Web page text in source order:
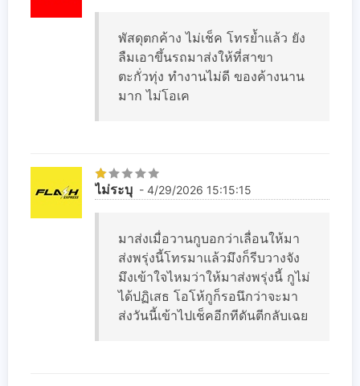
พัสดุตกค้าง ไม่เช็ค โทรย้ำแล้ว ยัง
ลืมเอาขึ้นรถมาส่งให้ที่สาขา
ตะกั่วทุ่ง ทำงานไม่ดี ของค้างนาน
มาก ไม่โอเค
ไม่ระบุ - 4/29/2026 15:15:15
มาส่งเมื่อวานกูบอกว่าเลื่อนให้มา
ส่งพรุ่งนี้โทรมาแล้วมึงก็รีบวางจัง
มึงเข้าใจไหมว่าให้มาส่งพรุ่งนี้ กูไม่
ได้ปฏิเสธ โอโห้กูก็รอนึกว่าจะมา
ส่งวันนี้เข้าไปเช็คอีกทีดันตีกลับเฉย